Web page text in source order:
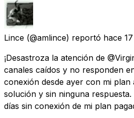
Lince (@amlince) reportó hace
¡Desastroza la atención de
canales caídos y no responden
conexión desde ayer con mi plan
solución y sin ninguna
días sin conexión de mi plan